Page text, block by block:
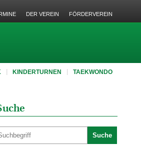
KINDERTURNEN TAEKWONDO
DER VEREIN FÖRDERVEREIN
Suche